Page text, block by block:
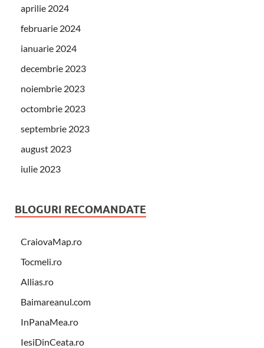
aprilie 2024
februarie 2024
ianuarie 2024
decembrie 2023
noiembrie 2023
octombrie 2023
septembrie 2023
august 2023
iulie 2023
BLOGURI RECOMANDATE
CraiovaMap.ro
Tocmeli.ro
Allias.ro
Baimareanul.com
InPanaMea.ro
IesiDinCeata.ro